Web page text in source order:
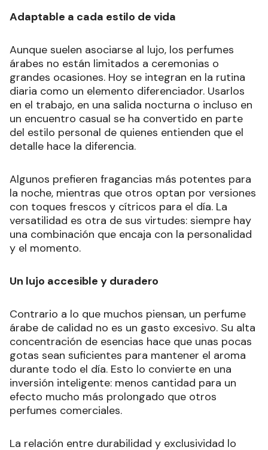
Adaptable a cada estilo de vida
Aunque suelen asociarse al lujo, los perfumes
árabes no están limitados a ceremonias o
grandes ocasiones. Hoy se integran en la rutina
diaria como un elemento diferenciador. Usarlos
en el trabajo, en una salida nocturna o incluso en
un encuentro casual se ha convertido en parte
del estilo personal de quienes entienden que el
detalle hace la diferencia.
Algunos prefieren fragancias más potentes para
la noche, mientras que otros optan por versiones
con toques frescos y cítricos para el día. La
versatilidad es otra de sus virtudes: siempre hay
una combinación que encaja con la personalidad
y el momento.
Un lujo accesible y duradero
Contrario a lo que muchos piensan, un perfume
árabe de calidad no es un gasto excesivo. Su alta
concentración de esencias hace que unas pocas
gotas sean suficientes para mantener el aroma
durante todo el día. Esto lo convierte en una
inversión inteligente: menos cantidad para un
efecto mucho más prolongado que otros
perfumes comerciales.
La relación entre durabilidad y exclusividad lo